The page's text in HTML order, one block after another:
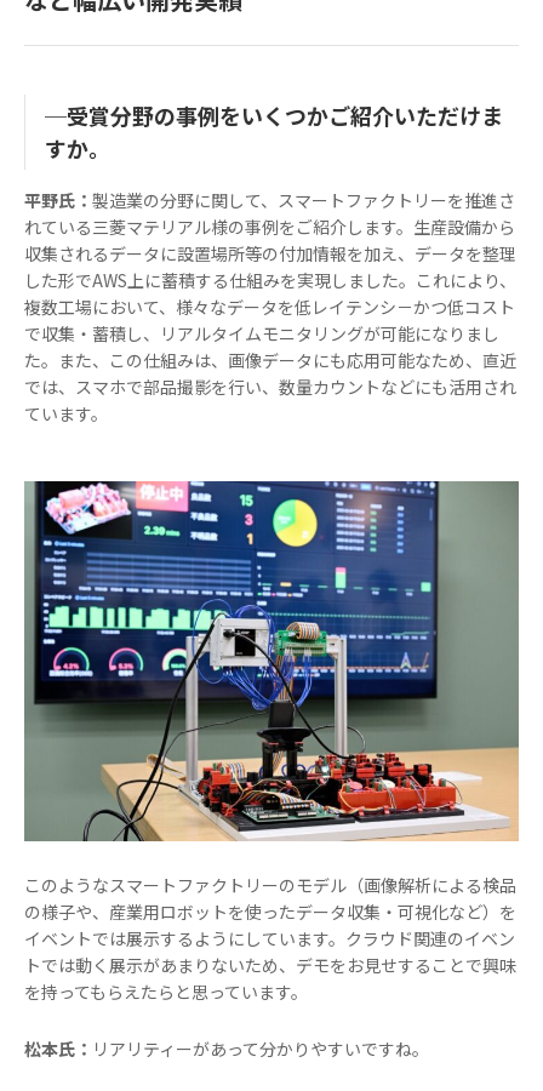
─受賞分野の事例をいくつかご紹介いただけま
すか。
平野氏： 製造業の分野に関して、スマートファクトリーを推進さ
れている三菱マテリアル様の事例をご紹介します。生産設備から
収集されるデータに設置場所等の付加情報を加え、データを整理
した形でAWS上に蓄積する仕組みを実現しました。これにより、
複数工場において、様々なデータを低レイテンシ－かつ低コスト
で収集・蓄積し、リアルタイムモニタリングが可能になりまし
た。また、この仕組みは、画像データにも応用可能なため、直近
では、スマホで部品撮影を行い、数量カウントなどにも活用され
ています。
このようなスマートファクトリーのモデル（画像解析による検品
の様子や、産業用ロボットを使ったデータ収集・可視化など）を
イベントでは展示するようにしています。クラウド関連のイベン
トでは動く展示があまりないため、デモをお見せすることで興味
を持ってもらえたらと思っています。
松本氏： リアリティーがあって分かりやすいですね。